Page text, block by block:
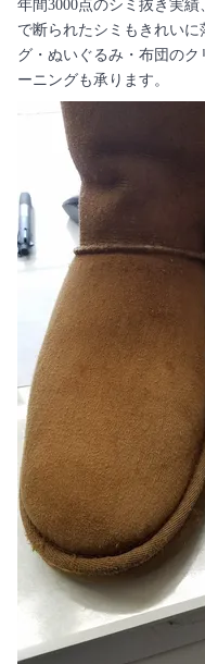
年間3000点のシミ抜き実
で断られたシミもきれい
グ・ぬいぐるみ・布団の
ーニングも承ります。